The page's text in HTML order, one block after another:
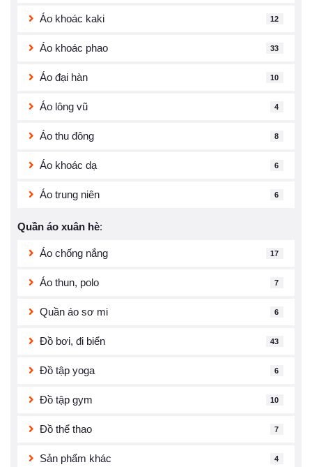
Áo khoác kaki 12
Áo khoác phao 33
Áo đại hàn 10
Áo lông vũ 4
Áo thu đông 8
Áo khoác dạ 6
Áo trung niên 6
Quần áo xuân hè:
Áo chống nắng 17
Áo thun, polo 7
Quần áo sơ mi 6
Đồ bơi, đi biển 43
Đồ tập yoga 6
Đồ tập gym 10
Đồ thể thao 7
Sản phẩm khác 4